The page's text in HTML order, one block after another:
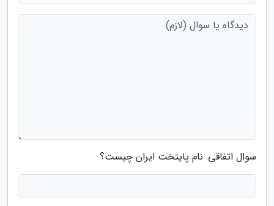
سوال اتفاقی: نام پایتخت ایران چیست؟